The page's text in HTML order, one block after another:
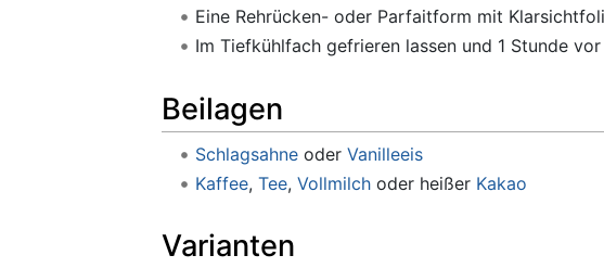
Eine Rehrücken- oder Parfaitform mit
Im Tiefkühlfach gefrieren lassen und 1 Stunde
Beilagen
Schlagsahneoder Vanilleeis
Kaffee, Tee, Vollmilchoder heißer Kakao
Varianten